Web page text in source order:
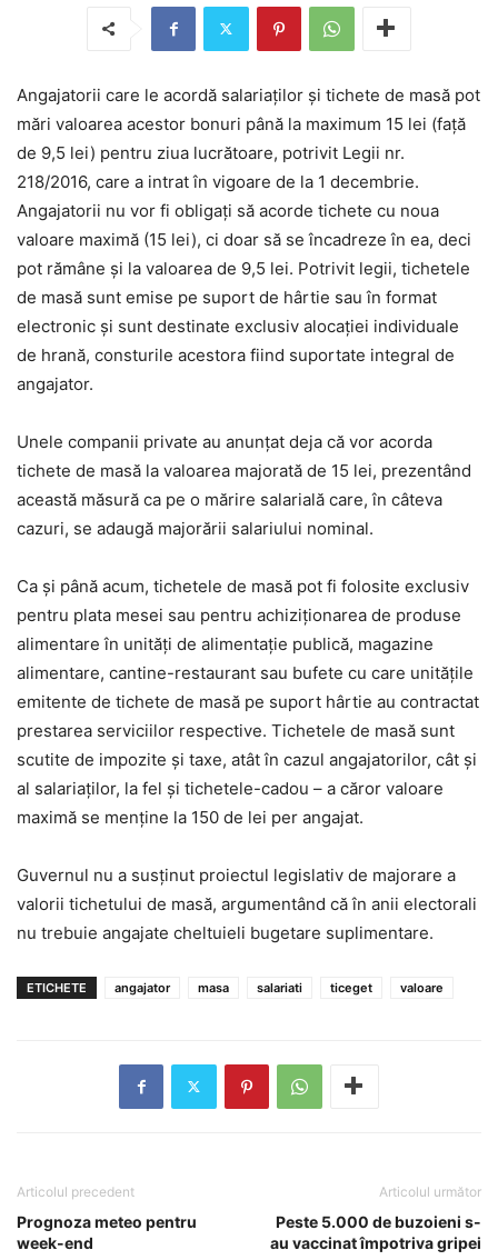
Angajatorii care le acordă salariaţilor şi tichete de masă pot
mări valoarea acestor bonuri până la maximum 15 lei (faţă
de 9,5 lei) pentru ziua lucrătoare, potrivit Legii nr.
218/2016, care a intrat în vigoare de la 1 decembrie.
Angajatorii nu vor fi obligaţi să acorde tichete cu noua
valoare maximă (15 lei), ci doar să se încadreze în ea, deci
pot rămâne şi la valoarea de 9,5 lei. Potrivit legii, tichetele
de masă sunt emise pe suport de hârtie sau în format
electronic şi sunt destinate exclusiv alocaţiei individuale
de hrană, consturile acestora fiind suportate integral de
angajator.
Unele companii private au anunţat deja că vor acorda
tichete de masă la valoarea majorată de 15 lei, prezentând
această măsură ca pe o mărire salarială care, în câteva
cazuri, se adaugă majorării salariului nominal.
Ca şi până acum, tichetele de masă pot fi folosite exclusiv
pentru plata mesei sau pentru achiziţionarea de produse
alimentare în unităţi de alimentaţie publică, magazine
alimentare, cantine-restaurant sau bufete cu care unităţile
emitente de tichete de masă pe suport hârtie au contractat
prestarea serviciilor respective. Tichetele de masă sunt
scutite de impozite şi taxe, atât în cazul angajatorilor, cât şi
al salariaţilor, la fel şi tichetele-cadou – a căror valoare
maximă se menţine la 150 de lei per angajat.
Guvernul nu a susţinut proiectul legislativ de majorare a
valorii tichetului de masă, argumentând că în anii electorali
nu trebuie angajate cheltuieli bugetare suplimentare.
ETICHETE angajator masa salariati ticeget valoare
Articolul precedent
Prognoza meteo pentru
week-end
Articolul următor
Peste 5.000 de buzoieni s-
au vaccinat împotriva gripei